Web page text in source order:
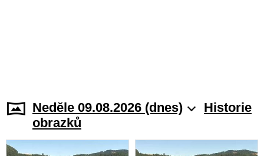
Neděle 09.08.2026 (dnes)
Historie
obrazků